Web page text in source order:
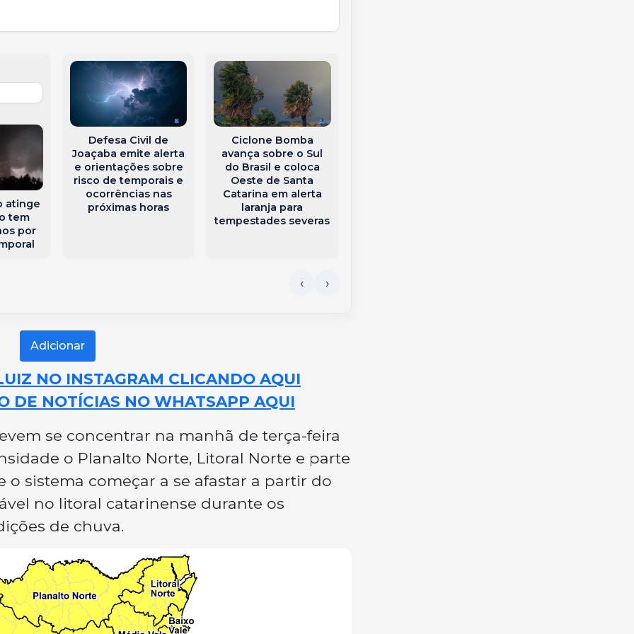
atinge
tem
por
Defesa Civil de
Joaçaba emite alerta
e orientações sobre
risco de temporais e
ocorrências nas
próximas horas
Ciclone Bomba
avança sobre o Sul
do Brasil e coloca
Oeste de Santa
Catarina em alerta
laranja para
tempestades severas
Adicionar
NO INSTAGRAM CLICANDO AQUI
DE NOTÍCIAS NO WHATSAPP AQUI
se concentrar na manhã de terça-feira
o Planalto Norte, Litoral Norte e parte
o sistema começar a se afastar a partir do
no litoral catarinense durante os
de chuva.